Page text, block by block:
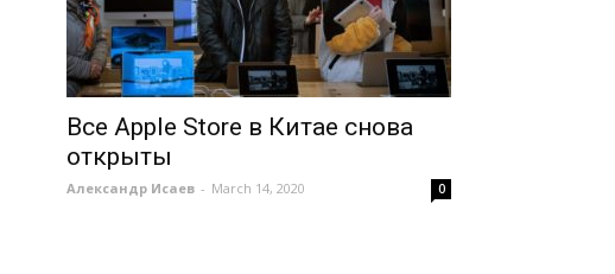
Все Apple Store в Китае снова
открыты
Александр Исаев - March 14, 2020 0